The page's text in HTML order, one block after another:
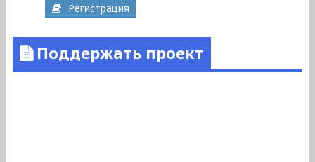
Регистрация
Поддержать проект